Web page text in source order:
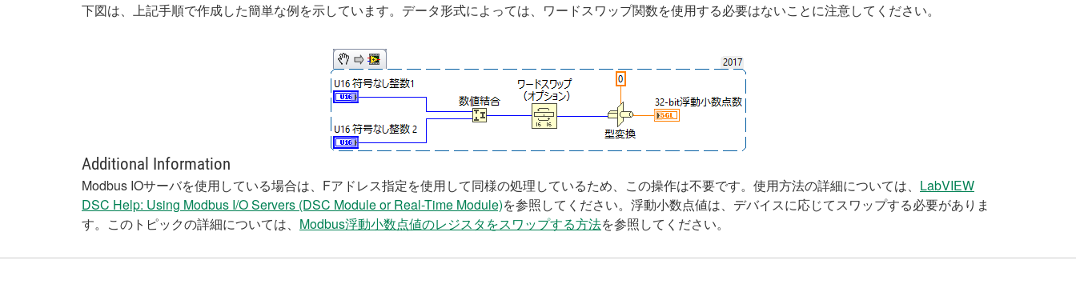
下図は、上記手順で作成した簡単な例を示しています。データ形式によっては、ワードスワップ関数を使用する必要はないことに注意してください。
Additional Information
Modbus IOサーバを使用している場合は、Fアドレス指定を使用して同様の処理しているため、この操作は不要です。使用方法の詳細については、 LabVIEW
DSC Help: Using Modbus I/O Servers (DSC Module or Real-Time Module)を参照してください。浮動小数点値は、デバイスに応じてスワップする必要がありま
す。このトピックの詳細については、 Modbus浮動小数点値のレジスタをスワップする方法を参照してください。